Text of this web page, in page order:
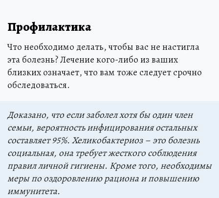
Профилактика
Что необходимо делать, чтобы вас не настигла
эта болезнь? Лечение кого-либо из ваших
близких означает, что вам тоже следует срочно
обследоваться.
Доказано, что если заболел хотя бы один член
семьи, вероятность инфицирования остальных
составляет 95%. Хеликобактериоз – это болезнь
социальная, она требует жесткого соблюдения
правил личной гигиены. Кроме того, необходимы
меры по оздоровлению рациона и повышению
иммунитета.